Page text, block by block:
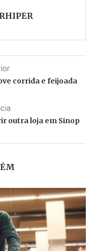
corrida e feijoada
outra loja em Sinop